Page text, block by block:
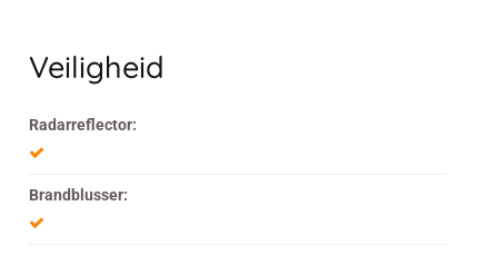
Veiligheid
Radarreflector:
Brandblusser: